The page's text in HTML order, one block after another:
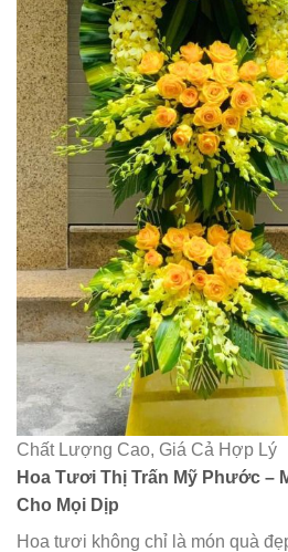
Chất Lượng Cao, Giá Cả Hợp Lý
Hoa Tươi Thị Trấn Mỹ Phước –
Cho Mọi Dịp
Hoa tươi không chỉ là món quà